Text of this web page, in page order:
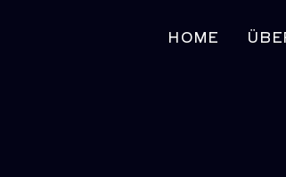
HOME